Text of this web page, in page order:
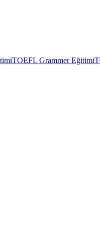
TOEFL Grammer Eğitimi